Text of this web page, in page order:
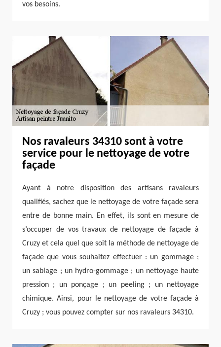
vos besoins.
Nos ravaleurs 34310 sont à votre
service pour le nettoyage de votre
façade
Ayant à notre disposition des artisans ravaleurs
qualifiés, sachez que le nettoyage de votre façade sera
entre de bonne main. En effet, ils sont en mesure de
s’occuper de vos travaux de nettoyage de façade à
Cruzy et cela quel que soit la méthode de nettoyage de
façade que vous souhaitez effectuer : un gommage ;
un sablage ; un hydro-gommage ; un nettoyage haute
pression ; un ponçage ; un peeling ; un nettoyage
chimique. Ainsi, pour le nettoyage de votre façade à
Cruzy ; vous pouvez compter sur nos ravaleurs 34310.